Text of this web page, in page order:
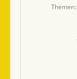
Themen